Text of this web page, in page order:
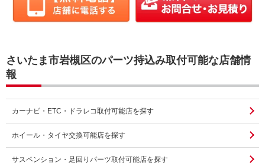
さいたま市岩槻区のパーツ持込み取付可能な店舗情
報
カーナビ・ETC・ドラレコ取付可能店を探す
ホイール・タイヤ交換可能店を探す
サスペンション・足回りパーツ取付可能店を探す